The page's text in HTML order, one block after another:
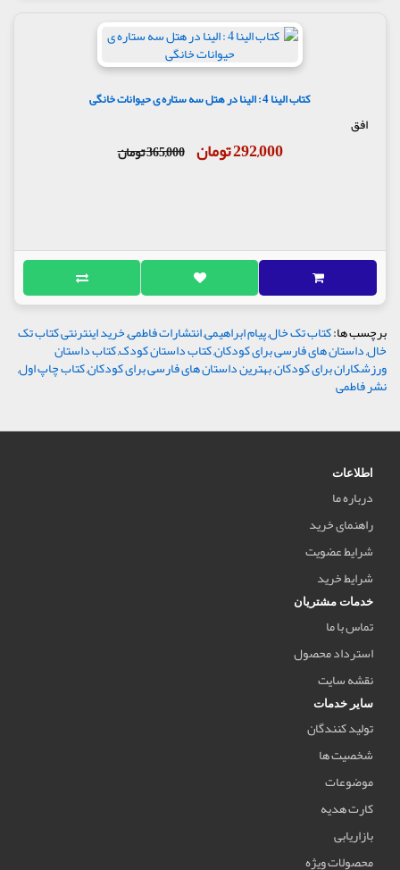
کتاب الینا 4 : الینا در هتل سه ستاره ی حیوانات خانگی
افق
292,000 تومان 365,000 تومان
برچسب ها:کتاب تک خال,پیام ابراهیمی,انتشارات فاطمی,خرید اینترنتی کتاب تک
خال,داستان های فارسی برای کودکان,کتاب داستان کودک,کتاب داستان
ورزشکاران برای کودکان,بهترین داستان های فارسی برای کودکان,کتاب چاپ اول,
نشر فاطمی
اطلاعات
درباره ما
راهنمای خرید
شرایط عضویت
شرایط خرید
خدمات مشتریان
تماس با ما
استرداد محصول
نقشه سایت
سایر خدمات
تولید کنندگان
شخصیت ها
موضوعات
کارت هدیه
بازاریابی
محصولات ویژه